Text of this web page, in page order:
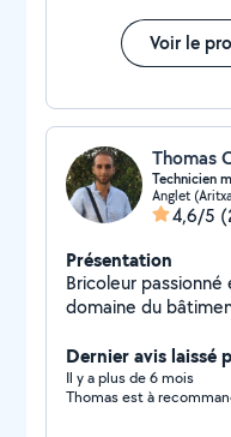
Voir le
Thomas
Technicien
Anglet
4,6/5
Présentation
Bricoleur
domaine du
chauffage,
répondre à vos
Dernier avis laissé
Il y a plus de 6 mois
Thomas est à